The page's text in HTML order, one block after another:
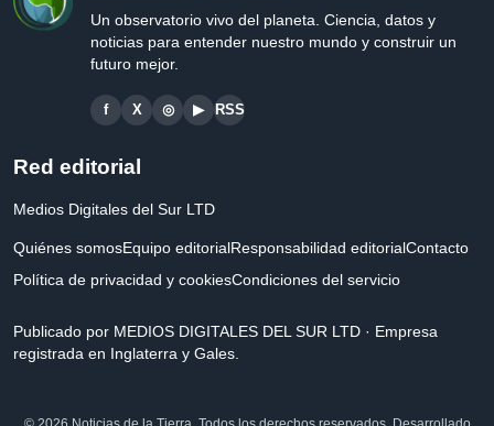
Un observatorio vivo del planeta. Ciencia, datos y
noticias para entender nuestro mundo y construir un
futuro mejor.
f X ◎ ▶ RSS
Red editorial
Medios Digitales del Sur LTD
Quiénes somosEquipo editorialResponsabilidad editorialContacto
Política de privacidad y cookiesCondiciones del servicio
Publicado por MEDIOS DIGITALES DEL SUR LTD · Empresa
registrada en Inglaterra y Gales.